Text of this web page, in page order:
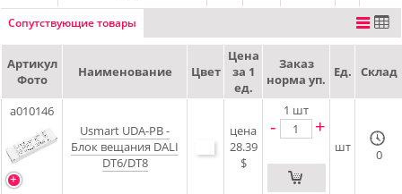
Сопутствующие товары
Артикул
Фото
Наименование Цвет
Цена
за 1
ед.
Заказ
норма уп.
Ед. Склад
a010146
Usmart UDA-PB -
Блок вещания DALI
DT6/DT8
цена
28.39
$
1 шт
- +
шт 0